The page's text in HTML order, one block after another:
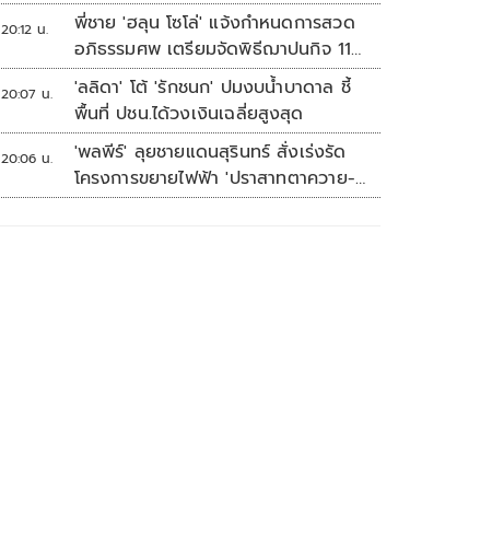
20:12 น.
พี่ชาย 'ฮลุน โซโล่' แจ้งกำหนดการสวด
อภิธรรมศพ เตรียมจัดพิธีฌาปนกิจ 11
ส.ค.
20:07 น.
'ลลิดา' โต้ 'รักชนก' ปมงบน้ำบาดาล ชี้
พื้นที่ ปชน.ได้วงเงินเฉลี่ยสูงสุด
20:06 น.
'พลพีร์' ลุยชายแดนสุรินทร์ สั่งเร่งรัด
โครงการขยายไฟฟ้า 'ปราสาทตาควาย-
เนิน 350'